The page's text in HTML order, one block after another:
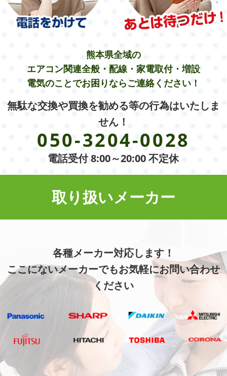
熊本県全域の
エアコン関連全般・配線・家電取付・増設
電気のことでお困りならご連絡ください！
無駄な交換や買換を勧める等の行為はいたしま
せん！
050-3204-0028
電話受付 8:00～20:00 不定休
取り扱いメーカー
各種メーカー対応します！
ここにないメーカーでもお気軽にお問い合わせ
ください